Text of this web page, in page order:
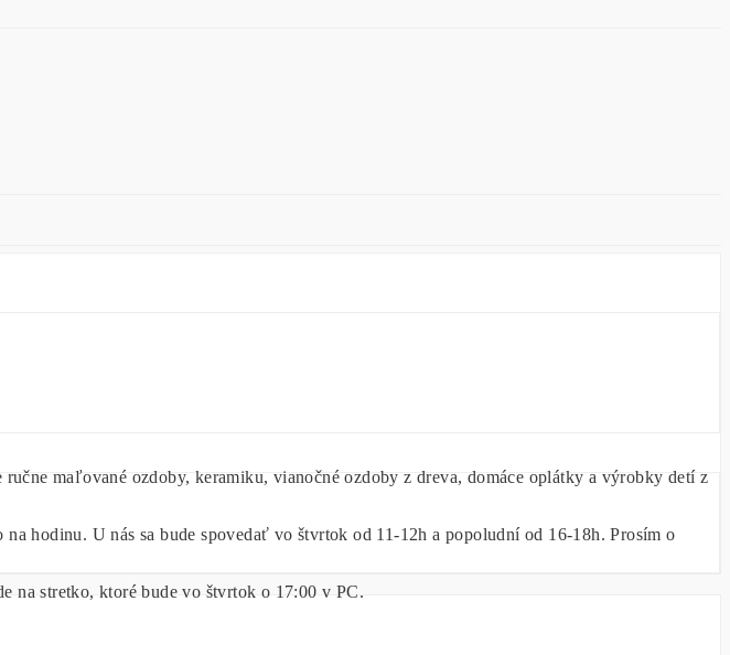
ručne maľované ozdoby, keramiku, vianočné ozdoby z dreva, domáce oplátky a výrobky detí z
hodinu. U nás sa bude spovedať vo štvrtok od 11-12h a popoludní od 16-18h. Prosím o
na stretko, ktoré bude vo štvrtok o 17:00 v PC.